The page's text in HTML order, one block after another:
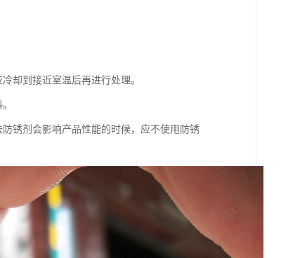
却到接近室温后再进行处理。
锈剂会影响产品性能的时候，应不使用防锈